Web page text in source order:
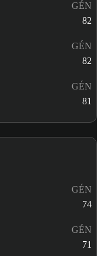
GÉN
82
GÉN
82
GÉN
81
GÉN
74
GÉN
71